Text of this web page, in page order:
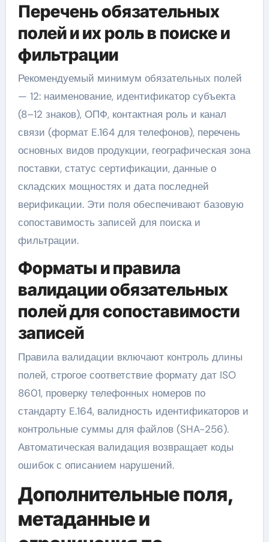
Перечень обязательных
полей и их роль в поиске и
фильтрации
Рекомендуемый минимум обязательных полей
— 12: наименование, идентификатор субъекта
(8–12 знаков), ОПФ, контактная роль и канал
связи (формат E.164 для телефонов), перечень
основных видов продукции, географическая зона
поставки, статус сертификации, данные о
складских мощностях и дата последней
верификации. Эти поля обеспечивают базовую
сопоставимость записей для поиска и
фильтрации.
Форматы и правила
валидации обязательных
полей для сопоставимости
записей
Правила валидации включают контроль длины
полей, строгое соответствие формату дат ISO
8601, проверку телефонных номеров по
стандарту E.164, валидность идентификаторов и
контрольные суммы для файлов (SHA-256).
Автоматическая валидация возвращает коды
ошибок с описанием нарушений.
Дополнительные поля,
метаданные и